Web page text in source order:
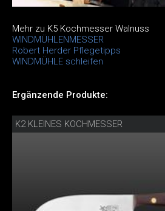
Mehr zu K5 Kochmesser Walnuss
WINDMÜHLENMESSER
Robert Herder Pflegetipps
WINDMÜHLE schleifen
Ergänzende Produkte:
K2 KLEINES KOCHMESSER